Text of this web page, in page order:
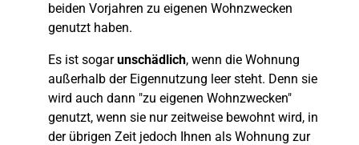
beiden Vorjahren zu eigenen Wohnzwecken
genutzt haben.
Es ist sogarunschädlich, wenn die Wohnung
außerhalb der Eigennutzung leer steht. Denn sie
wird auch dann "zu eigenen Wohnzwecken"
genutzt, wenn sie nur zeitweise bewohnt wird, in
der übrigen Zeit jedoch Ihnen als Wohnung zur